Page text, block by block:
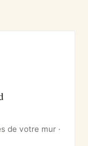
de votre mur ·